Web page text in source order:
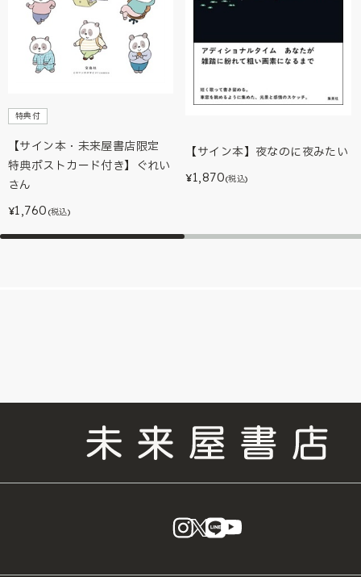
特典付
【サイン本・未来屋書店限定
特典ポストカード付き】ぐれい
さん
¥1,760 (税込)
【サイン本】夜なのに夜みたい
¥1,870(税込)
instagram
X LINE